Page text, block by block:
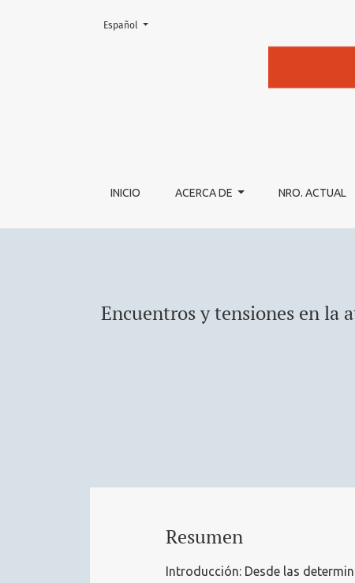
Encuentros y tensiones en la atención de
INICIO ACERCA DE NRO. ACTUAL
Cambiar el idioma. El actual es:
Español
Encuentros y tensiones en la
Resumen
Introducción: Desde las